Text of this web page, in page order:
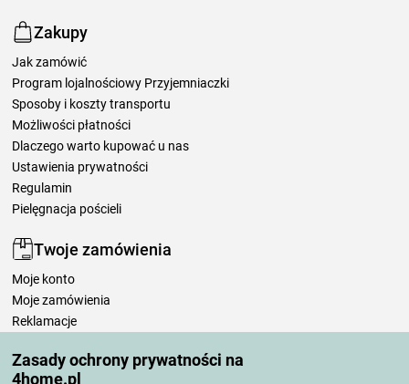
Zasady ochrony prywatności na
4home.pl
Zakupy
Jak zamówić
Program lojalnościowy Przyjemniaczki
Sposoby i koszty transportu
Możliwości płatności
Dlaczego warto kupować u nas
Ustawienia prywatności
Regulamin
Pielęgnacja pościeli
Twoje zamówienia
Moje konto
Moje zamówienia
Reklamacje
Zasady przetwarzania recenzji